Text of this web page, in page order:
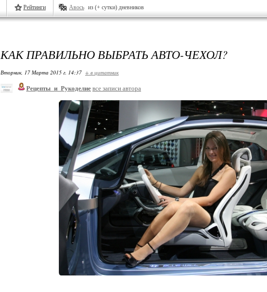
Рейтинги Авось из (+ сутки) дневников
КАК ПРАВИЛЬНО ВЫБРАТЬ АВТО-ЧЕХОЛ?
Вторник, 17 Марта 2015 г. 14:37 + в цитатник
Рецепты_и_Рукоделие все записи автора